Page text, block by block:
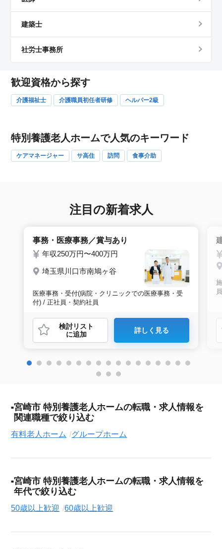
建築士
社労士事務所
歓迎資格から探す
介護福祉士 介護職員初任者研修 ヘルパー2級
特別養護老人ホームで人気のキーワード
ケアマネージャー サ高住 訪問 食事介助
注目の新着求人
事務・医療事務／賞与あり
年収250万円〜400万円
埼玉県川口市南鳩ヶ谷
医療事務・受付(病院・クリニックでの医療事務・受
付) / 正社員・契約社員
検討リスト
に追加
詳しく見る
員
宮崎市 特別養護老人ホームの転職・求人情報を
関連職種で絞り込む
有料老人ホーム グループホーム
宮崎市 特別養護老人ホームの転職・求人情報を
年代で絞り込む
50歳以上歓迎 60歳以上歓迎